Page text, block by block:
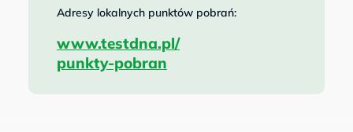
Adresy lokalnych punktów pobrań:
www.testdna.pl/
punkty-pobran